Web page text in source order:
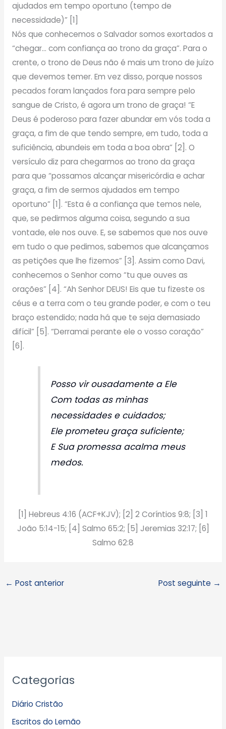
ajudados em tempo oportuno (tempo de
necessidade)” [1]
Nós que conhecemos o Salvador somos exortados a
“chegar… com confiança ao trono da graça”. Para o
crente, o trono de Deus não é mais um trono de juízo
que devemos temer. Em vez disso, porque nossos
pecados foram lançados fora para sempre pelo
sangue de Cristo, é agora um trono de graça! “E
Deus é poderoso para fazer abundar em vós toda a
graça, a fim de que tendo sempre, em tudo, toda a
suficiência, abundeis em toda a boa obra” [2]. O
versículo diz para chegarmos ao trono da graça
para que “possamos alcançar misericórdia e achar
graça, a fim de sermos ajudados em tempo
oportuno” [1]. “Esta é a confiança que temos nele,
que, se pedirmos alguma coisa, segundo a sua
vontade, ele nos ouve. E, se sabemos que nos ouve
em tudo o que pedimos, sabemos que alcançamos
as petições que lhe fizemos” [3]. Assim como Davi,
conhecemos o Senhor como “tu que ouves as
orações” [4]. “Ah Senhor DEUS! Eis que tu fizeste os
céus e a terra com o teu grande poder, e com o teu
braço estendido; nada há que te seja demasiado
difícil” [5]. “Derramai perante ele o vosso coração”
[6].
Posso vir ousadamente a Ele
Com todas as minhas
necessidades e cuidados;
Ele prometeu graça suficiente;
E Sua promessa acalma meus
medos.
[1] Hebreus 4:16 (ACF+KJV); [2] 2 Coríntios 9:8; [3] 1
João 5:14-15; [4] Salmo 65:2; [5] Jeremias 32:17; [6]
Salmo 62:8
← Post anterior Post seguinte →
Categorias
Diário Cristão
Escritos do Lemão
r
i